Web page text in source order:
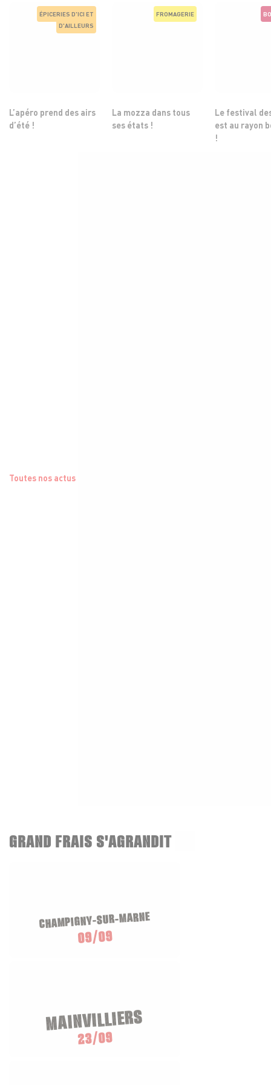
ÉPICERIES D'ICI ET
D'AILLEURS
L’apéro prend des airs
d’été !
FROMAGERIE
La mozza dans tous
ses états !
Le festival
est au rayon
!
Toutes nos actus
GRAND FRAIS S'AGRANDIT
CHAMPIGNY-SUR-MARNE
09/09
MAINVILLIERS
23/09